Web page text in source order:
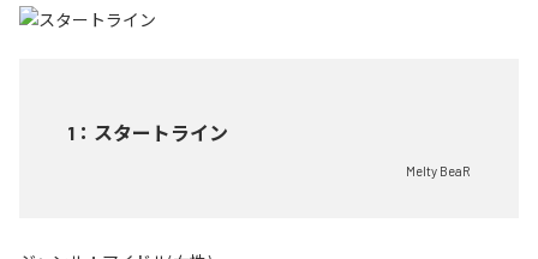
1 ： スタートライン
Melty BeaR